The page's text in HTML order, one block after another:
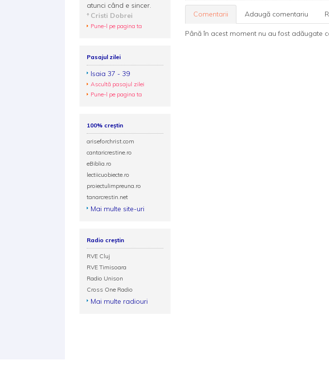
Comentarii Adaugă comentariu
Până în acest moment nu au fost adăugate
atunci când e sincer.
Cristi Dobrei
Pune-l pe pagina ta
Pasajul zilei
Isaia 37 - 39
Ascultă pasajul zilei
Pune-l pe pagina ta
100% creștin
ariseforchrist.com
cantaricrestine.ro
eBiblia.ro
lectiicuobiecte.ro
proiectulimpreuna.ro
tanarcrestin.net
Mai multe site-uri
Radio creștin
RVE Cluj
RVE Timisoara
Radio Unison
Cross One Radio
Mai multe radiouri